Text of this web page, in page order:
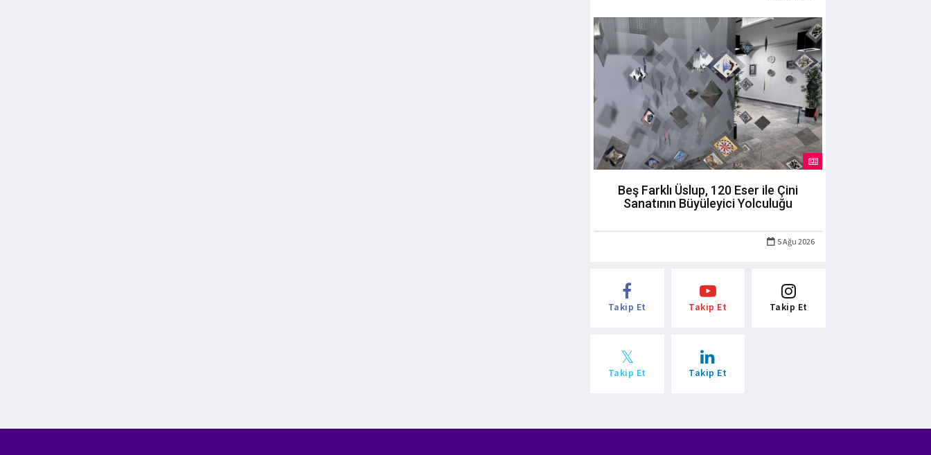
Beş Farklı Üslup, 120 Eser ile Çini
Sanatının Büyüleyici Yolculuğu
5 Ağu 2026
Takip Et Takip Et Takip Et
Takip Et Takip Et